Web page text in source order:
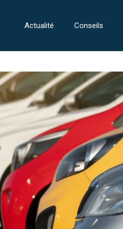
Actualité Conseils